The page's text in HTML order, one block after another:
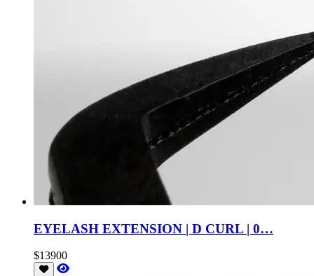
EYELASH EXTENSION | D CURL | 0…
$13900